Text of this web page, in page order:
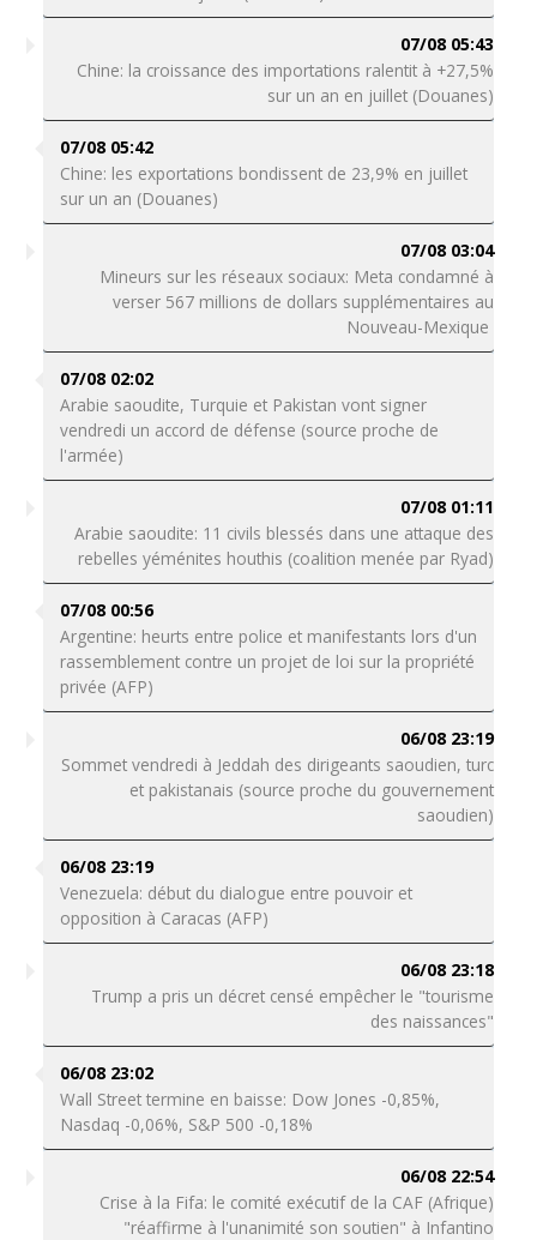
07/08 05:43
Chine: la croissance des importations ralentit à +27,5%
sur un an en juillet (Douanes)
07/08 05:42
Chine: les exportations bondissent de 23,9% en juillet
sur un an (Douanes)
07/08 03:04
Mineurs sur les réseaux sociaux: Meta condamné à
verser 567 millions de dollars supplémentaires au
Nouveau-Mexique
07/08 02:02
Arabie saoudite, Turquie et Pakistan vont signer
vendredi un accord de défense (source proche de
l'armée)
07/08 01:11
Arabie saoudite: 11 civils blessés dans une attaque des
rebelles yéménites houthis (coalition menée par Ryad)
07/08 00:56
Argentine: heurts entre police et manifestants lors d'un
rassemblement contre un projet de loi sur la propriété
privée (AFP)
06/08 23:19
Sommet vendredi à Jeddah des dirigeants saoudien, turc
et pakistanais (source proche du gouvernement
saoudien)
06/08 23:19
Venezuela: début du dialogue entre pouvoir et
opposition à Caracas (AFP)
06/08 23:18
Trump a pris un décret censé empêcher le "tourisme
des naissances"
06/08 23:02
Wall Street termine en baisse: Dow Jones -0,85%,
Nasdaq -0,06%, S&P 500 -0,18%
06/08 22:54
Crise à la Fifa: le comité exécutif de la CAF (Afrique)
"réaffirme à l'unanimité son soutien" à Infantino